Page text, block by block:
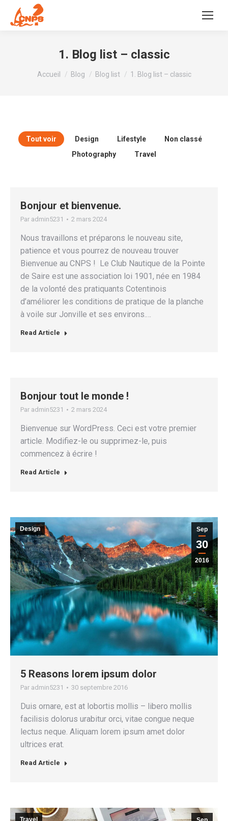
1. Blog list – classic
Vous êtes ici :
Accueil Blog Blog list 1. Blog list – classic
Tout voir Design Lifestyle
Non classé
Photography
Travel
Bonjour et bienvenue.
Par admin5231 2 mars 2024
Nous travaillons et préparons le nouveau site,
patience et vous pourrez de nouveau trouver
Bienvenue au CNPS ! Le Club Nautique de la Pointe
de Saire est une association loi 1901, née en 1984
de la volonté des pratiquants Cotentinois
d’améliorer les conditions de pratique de la planche
à voile sur Jonville et ses environs.…
Read Article
Bonjour tout le monde !
Par admin5231 2 mars 2024
Bienvenue sur WordPress. Ceci est votre premier
article. Modifiez-le ou supprimez-le, puis
commencez à écrire !
Read Article
Sep
30
2016
Design
5 Reasons lorem ipsum dolor
Par admin5231 30 septembre 2016
Duis ornare, est at lobortis mollis – libero mollis
facilisis dolorus urabitur orci, vitae congue neque
lectus neque. Aliquam lorem ipsum amet dolor
ultrices erat.
Read Article
Travel